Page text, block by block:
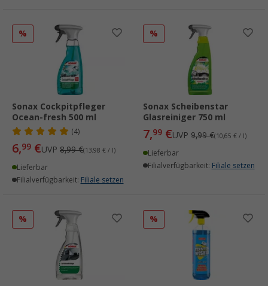
%
Sonax Cockpitpfleger
Ocean-fresh 500 ml
(4)
6,99 €UVP 8,99 €(13,98 € / l)
Lieferbar
Filialverfügbarkeit: Filiale setzen
%
Sonax Scheibenstar
Glasreiniger 750 ml
7,99 €UVP 9,99 €(10,65 € / l)
Lieferbar
Filialverfügbarkeit: Filiale setzen
% %